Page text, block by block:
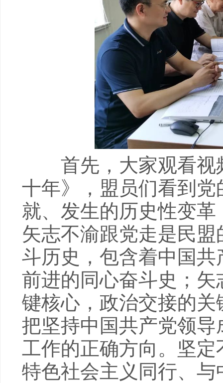
首先，大家观看视
十年》，盟员们看到
就、发生的历史性变
矢志不渝跟党走是民
斗历史，包含着中国
前进的同心奋斗史；
键核心，政治交接的
把坚持中国共产党领
工作的正确方向。坚
特色社会主义同行、